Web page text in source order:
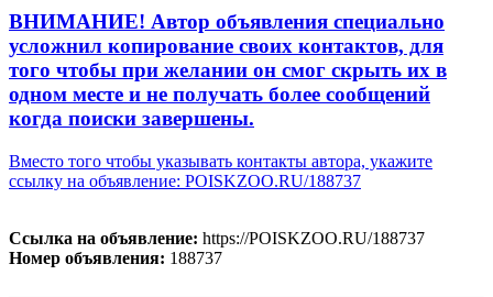
ВНИМАНИЕ! Автор объявления специально
усложнил копирование своих контактов, для
того чтобы при желании он смог скрыть их в
одном месте и не получать более сообщений
когда поиски завершены.
Вместо того чтобы указывать контакты автора, укажите
ссылку на объявление: POISKZOO.RU/188737
Ссылка на объявление: https://POISKZOO.RU/188737
Номер объявления: 188737